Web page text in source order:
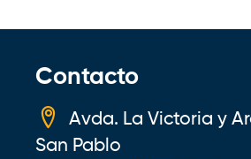
Contacto
Avda. La Victoria y
San Pablo